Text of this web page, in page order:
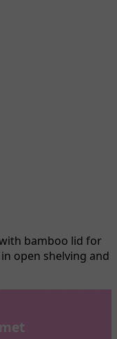
bamboo lid for
open shelving and